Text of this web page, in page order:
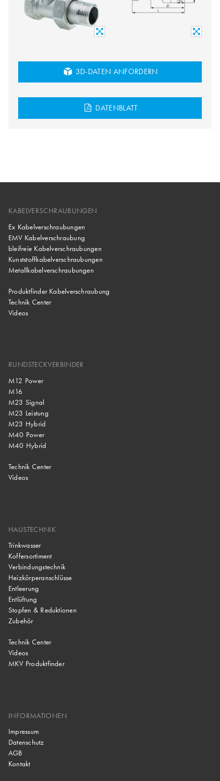
3D-DATEN ANFORDERN
DATENBLATT
KABELVERSCHRAUBUNGEN
Ex Kabelverschraubungen
EMV Kabelverschraubung
bleifreie Kabelverschraubungen
Kunststoffkabelverschraubungen
Metallkabelverschraubungen
Produktfinder Kabelverschraubung
Technik Center
Videos
RUNDSTECKVERBINDER
M12 Power
M16
M23 Signal
M23 Leistung
M23 Hybrid
M40 Power
M40 Hybrid
Technik Center
Videos
HAUSTECHNIK
Trinkwasser
Koffersortiment
Verbindungstechnik
Heizkörperanschlüsse
Entleerung
Entlüftung
Stopfen & Reduktionen
Zubehör
Technik Center
Videos
MKV Produktfinder
INFORMATIONEN
Impressum
Datenschutz
AGB
Kontakt